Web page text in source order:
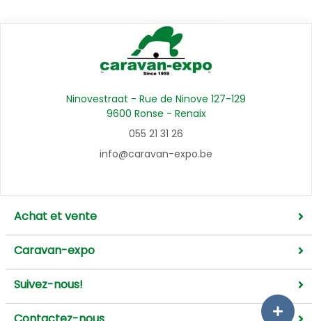
Ninovestraat - Rue de Ninove 127-129
9600 Ronse - Renaix
055 21 31 26
info@caravan-expo.be
Achat et vente
Caravan-expo
Suivez-nous!